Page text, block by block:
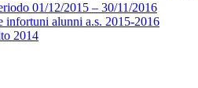
01/12/2015 – 30/11/2016
infortuni alunni a.s. 2015-2016
2014